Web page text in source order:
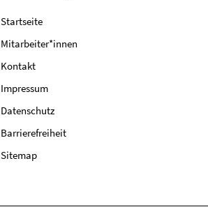
Startseite
Mitarbeiter*innen
Kontakt
Impressum
Datenschutz
Barrierefreiheit
Sitemap